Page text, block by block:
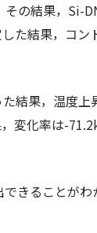
その結果，Si-
た結果，コン
結果，温度上
変化率は-
きることがわ